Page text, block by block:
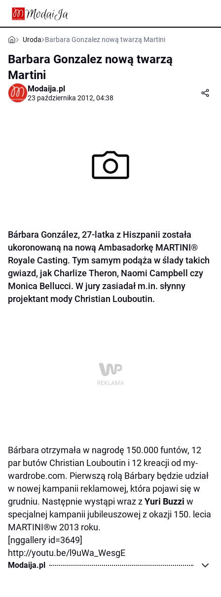
Uroda Barbara Gonzalez nową twarzą Martini
Barbara Gonzalez nową twarzą
Martini
Modaija.pl
23 października 2012, 04:38
Bárbara González, 27-latka z Hiszpanii została
ukoronowaną na nową Ambasadorkę MARTINI®
Royale Casting. Tym samym podąża w ślady takich
gwiazd, jak Charlize Theron, Naomi Campbell czy
Monica Bellucci. W jury zasiadał m.in. słynny
projektant mody Christian Louboutin.
Bárbara otrzymała w nagrodę 150.000 funtów, 12
par butów Christian Louboutin i 12 kreacji od my-
wardrobe.com. Pierwszą rolą Bárbary będzie udział
w nowej kampanii reklamowej, która pojawi się w
grudniu. Następnie wystąpi wraz zYuri Buzzi w
specjalnej kampanii jubileuszowej z okazji 150. lecia
MARTINI®w 2013 roku.
[nggallery id=3649]
http://youtu.be/l9uWa_WesgE
Modaija.pl